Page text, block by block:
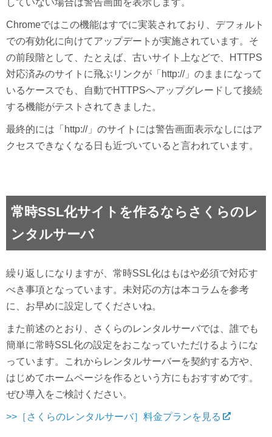
Chromeではこの機能はすでに実装されており、デフォルト
での有効化に向けてアップデートが実施されています。そ
の前段階として、たとえば、古いサイト上などで、HTTPS
対応済みのサイトに飛ぶリンクが「http://」のままになって
いるケースでも、自動でHTTPSへアップグレードして接続
する機能がテストされてきました。
最終的には「http://」のサイトには警告画面表示なしにはア
クセスできなくなる日も近づいていると言われています。
常時SSL化サイトを作るならさくらのレ
ンタルサーバ
繰り返しになりますが、常時SSL化はもはや必須で対応す
べき事項となっています。未対応の方は本コラムを参考
に、お早めに設定してくださいね。
また前述のとおり、さくらのレンタルサーバでは、誰でも
簡単に常時SSL化の設定をおこなっていただけるようにな
っています。これからレンタルサーバーを契約する方や、
はじめてホームページを作るという方にもおすすめです。
ぜひ導入をご検討ください。
>>［さくらのレンタルサーバ］料金プランを見る